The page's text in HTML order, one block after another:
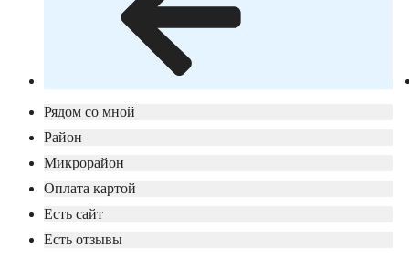
Рядом со мной
Район
Микрорайон
Оплата картой
Есть сайт
Есть отзывы